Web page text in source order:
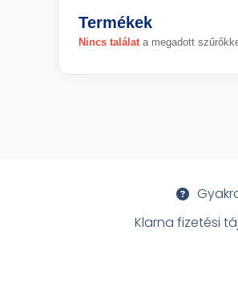
Termékek
Nincs találat a megadott
Klarna fizetési